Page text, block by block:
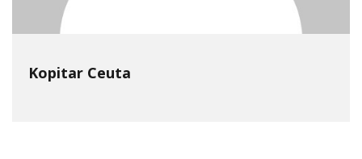
Kopitar Ceuta